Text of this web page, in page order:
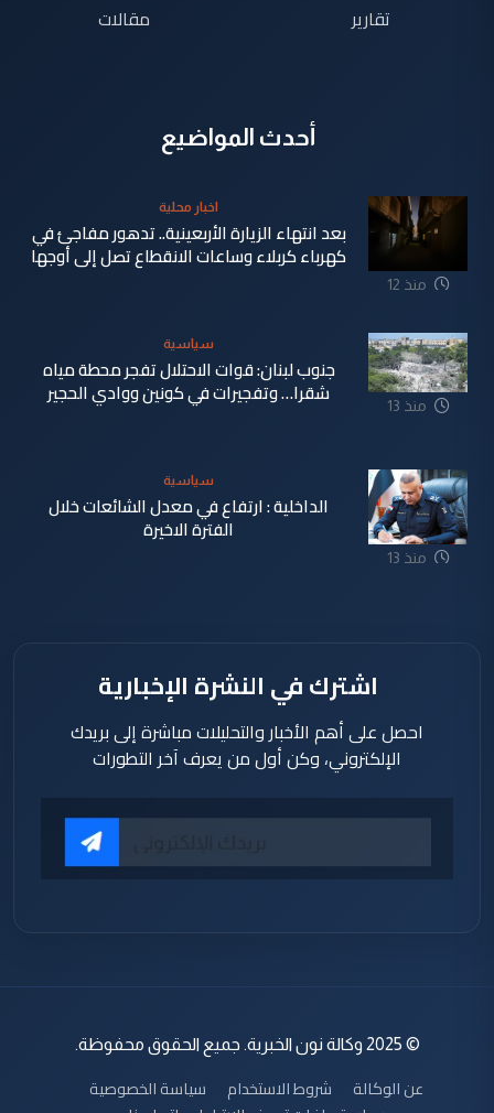
تقارير
مقالات
أحدث المواضيع
منذ 12
اخبار محلية
بعد انتهاء الزيارة الأربعينية.. تدهور مفاجئ في
كهرباء كربلاء وساعات الانقطاع تصل إلى أوجها
منذ 13
سياسية
جنوب لبنان: قوات الاحتلال تفجر محطة مياه
شقرا… وتفجيرات في كونين ووادي الحجير
منذ 13
سياسية
الداخلية : ارتفاع في معدل الشائعات خلال
الفترة الاخيرة
اشترك في النشرة الإخبارية
احصل على أهم الأخبار والتحليلات مباشرة إلى بريدك
الإلكتروني، وكن أول من يعرف آخر التطورات
© 2025 وكالة نون الخبرية. جميع الحقوق محفوظة.
عن الوكالة شروط الاستخدام
سياسة الخصوصية